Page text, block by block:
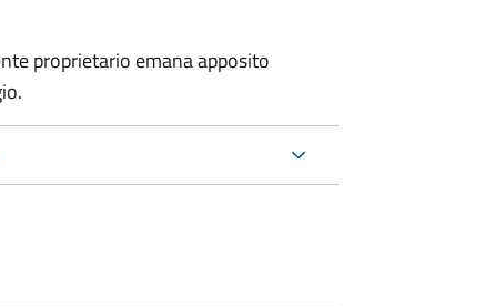
proprietario emana apposito